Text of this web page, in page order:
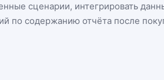
сценарии, интегрировать
по содержанию отчёта после